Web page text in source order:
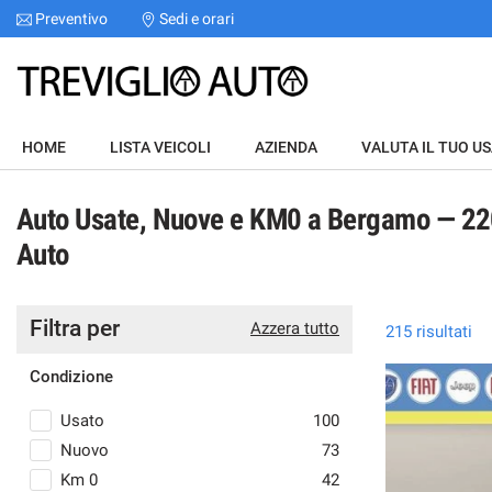
LISTA VEICOLI
AZIENDA
CHI SIAMO
SERVIZI
Preventivo Sedi e orari
HOME LISTA VEICOLI AZIENDA VALUTA IL TUO
Auto Usate, Nuove e KM0 a Bergamo —
Auto
Azzera tutto
Filtra per
Condizione
Usato
100
Nuovo
73
Km 0
42
215 risultati
Giulia
Le
preferenze
Il
pannello
ti
consente
le
preferenze
consenso
alle
tecnologie
di